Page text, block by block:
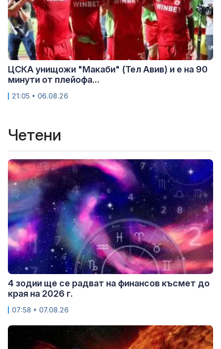
ЦСКА унищожи "Макаби" (Тел Авив) и е на 90
минути от плейофа...
21:05 • 06.08.26
Четени
4 зодии ще се радват на финансов късмет до
края на 2026 г.
07:58 • 07.08.26